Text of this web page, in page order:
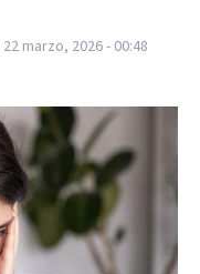
22 marzo, 2026 - 00:48